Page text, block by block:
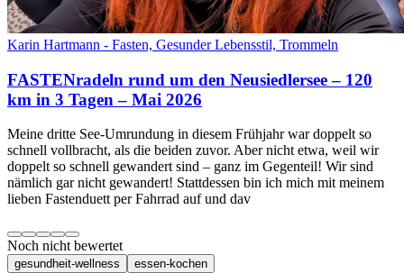
Karin Hartmann - Fasten, Gesunder Lebensstil, Trommeln
FASTENradeln rund um den Neusiedlersee – 120
km in 3 Tagen – Mai 2026
Meine dritte See-Umrundung in diesem Frühjahr war doppelt so
schnell vollbracht, als die beiden zuvor. Aber nicht etwa, weil wir
doppelt so schnell gewandert sind – ganz im Gegenteil! Wir sind
nämlich gar nicht gewandert! Stattdessen bin ich mich mit meinem
lieben Fastenduett per Fahrrad auf und dav
Noch nicht bewertet
gesundheit-wellness essen-kochen